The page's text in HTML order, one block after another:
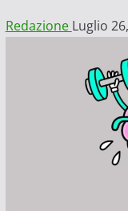
Redazione Luglio